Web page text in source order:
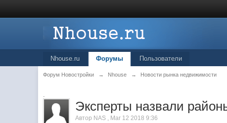
Nhouse.ru Форумы Пользователи
Форум Новостройки → Nhouse → Новости рынка недвижимости
.
Эксперты назвали
Автор NAS , Mar 12 2018 9:36